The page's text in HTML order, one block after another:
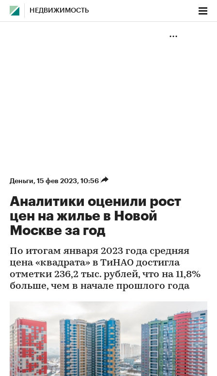
НЕДВИЖИМОСТЬ
Деньги⁠, 15 фев 2023, 10:56
Аналитики оценили рост
цен на жилье в Новой
Москве за год
По итогам января 2023 года средняя
цена «квадрата» в ТиНАО достигла
отметки 236,2 тыс. рублей, что на 11,8%
больше, чем в начале прошлого года